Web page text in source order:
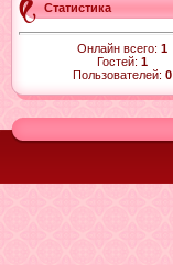
Статистика
Онлайн всего: 1
Гостей: 1
Пользователей: 0